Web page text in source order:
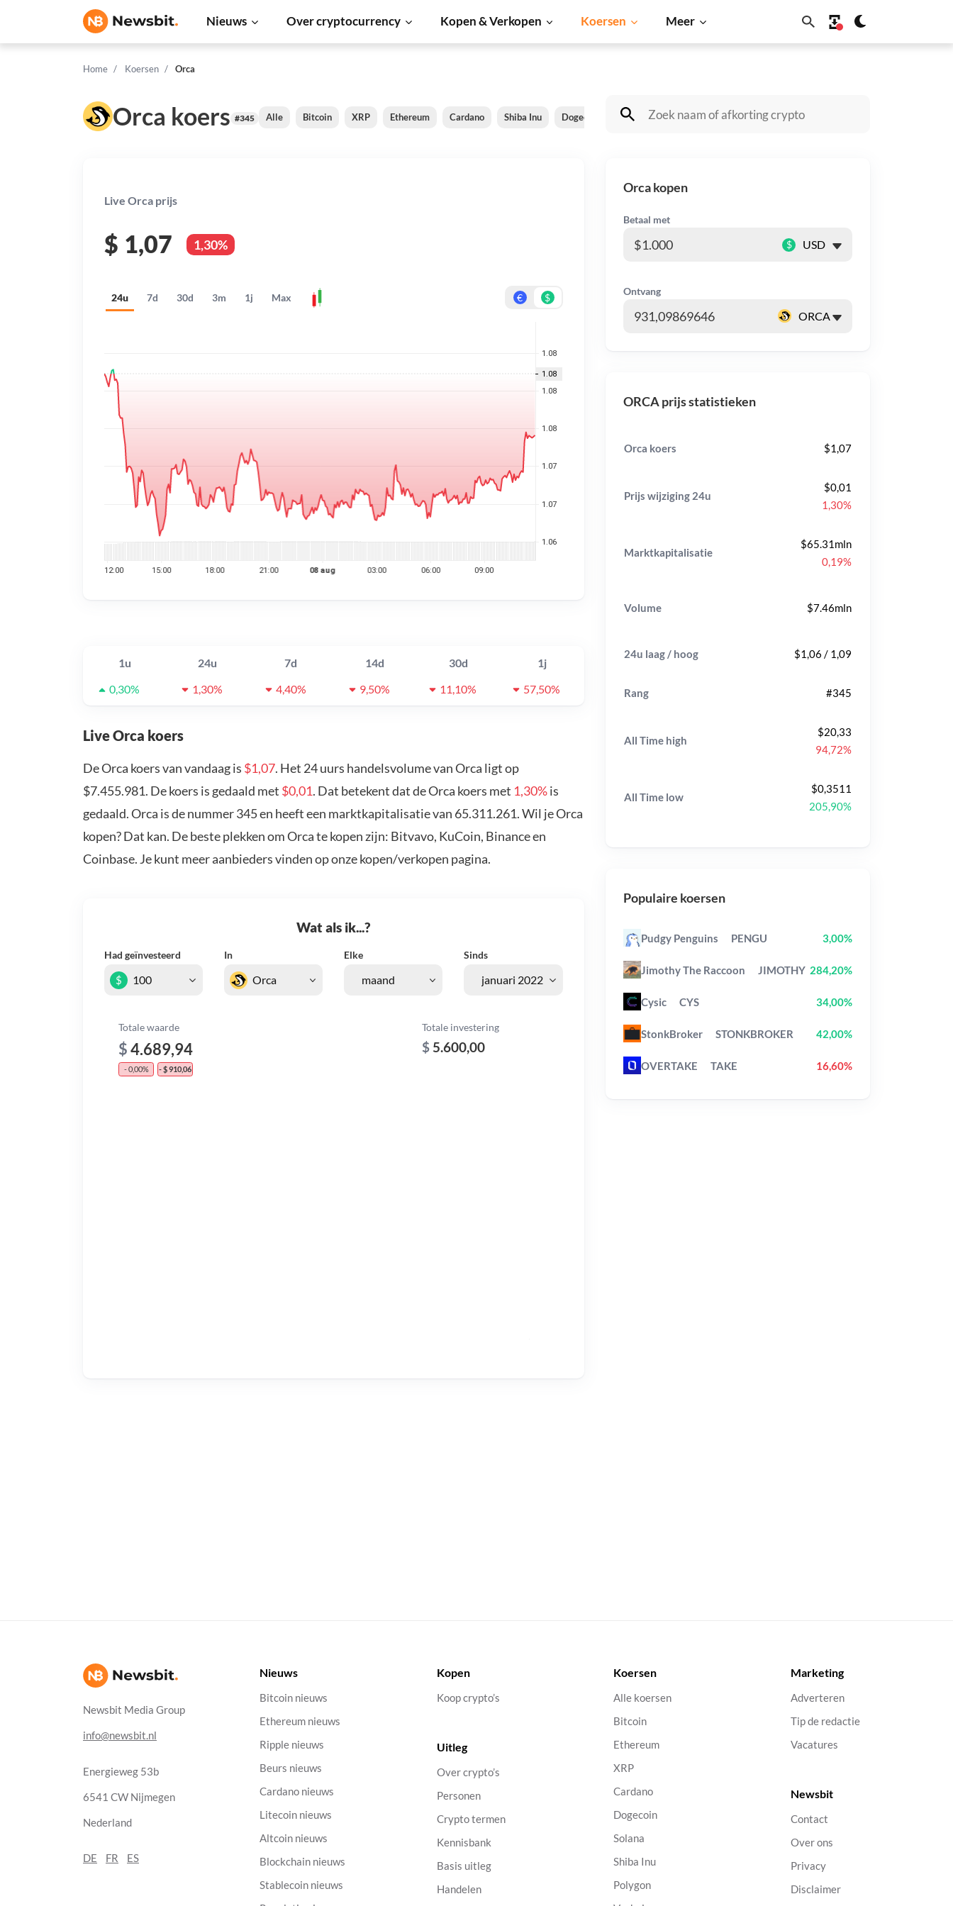
Nieuws Over cryptocurrency Kopen & Verkopen Koersen Meer
Home Koersen Orca
Orca koers #345 Alle Bitcoin XRP Ethereum Cardano Shiba Inu Dogecoin Solana BNB
Live Orca prijs
$ 1,07 1,30%
24u 7d 30d 3m 1j Max € $
1u 24u 7d 14d 30d
1j
0,30%
1,30% 4,40% 9,50% 11,10% 57,50%
Live Orca koers
De Orca koers van vandaag is $1,07. Het 24 uurs handelsvolume van Orca ligt op
$7.455.981. De koers is gedaald met $0,01. Dat betekent dat de Orca koers met 1,30%is
gedaald. Orca is de nummer 345 en heeft een marktkapitalisatie van 65.311.261. Wil je Orca
kopen? Dat kan. De beste plekken om Orca te kopen zijn: Bitvavo, KuCoin, Binance en
Coinbase. Je kunt meer aanbieders vinden op onze kopen/verkopen pagina.
Wat als ik...?
Had geïnvesteerd In Elke Sinds
$
Totale waarde
$4.689,94
- 0,00% - $ 910,06
Totale investering
$ 5.600,00
Orca kopen
Betaal met
$
Ontvang
ORCA prijs statistieken
Orca koers $1,07
Prijs wijziging 24u
$0,01
1,30%
Marktkapitalisatie
$65.31mln
0,19%
Volume $7.46mln
24u laag / hoog $1,06 / 1,09
Rang #345
All Time high
$20,33
94,72%
All Time low
$0,3511
205,90%
Populaire koersen
Pudgy Penguins PENGU 3,00%
Jimothy The Raccoon JIMOTHY 284,20%
Cysic CYS 34,00%
StonkBroker STONKBROKER 42,00%
OVERTAKE TAKE 16,60%
Newsbit Media Group
info@newsbit.nl
Energieweg 53b
6541 CW Nijmegen
Nederland
DE FR ES
Nieuws
Bitcoin nieuws
Ethereum nieuws
Ripple nieuws
Beurs nieuws
Cardano nieuws
Litecoin nieuws
Altcoin nieuws
Blockchain nieuws
Stablecoin nieuws
Kopen
Koop crypto’s
Uitleg
Over crypto’s
Personen
Crypto termen
Kennisbank
Basis uitleg
Handelen
Koersen
Alle koersen
Bitcoin
Ethereum
XRP
Cardano
Dogecoin
Solana
Shiba Inu
Polygon
Marketing
Adverteren
Tip de redactie
Vacatures
Newsbit
Contact
Over ons
Privacy
Disclaimer